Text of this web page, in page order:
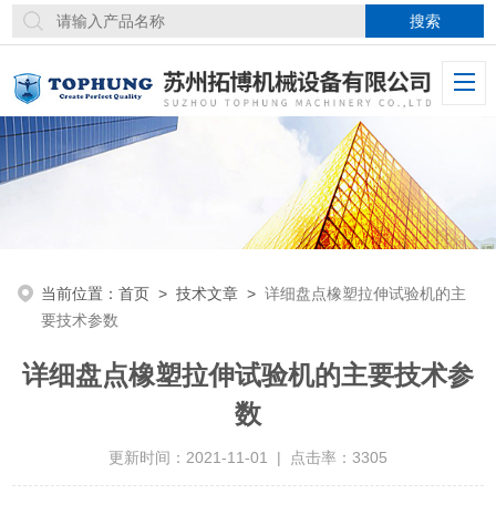
当前位置：首页 >技术文章 >详细盘点橡塑拉伸试验机的主
要技术参数
详细盘点橡塑拉伸试验机的主要技术参
数
更新时间：2021-11-01 | 点击率：3305